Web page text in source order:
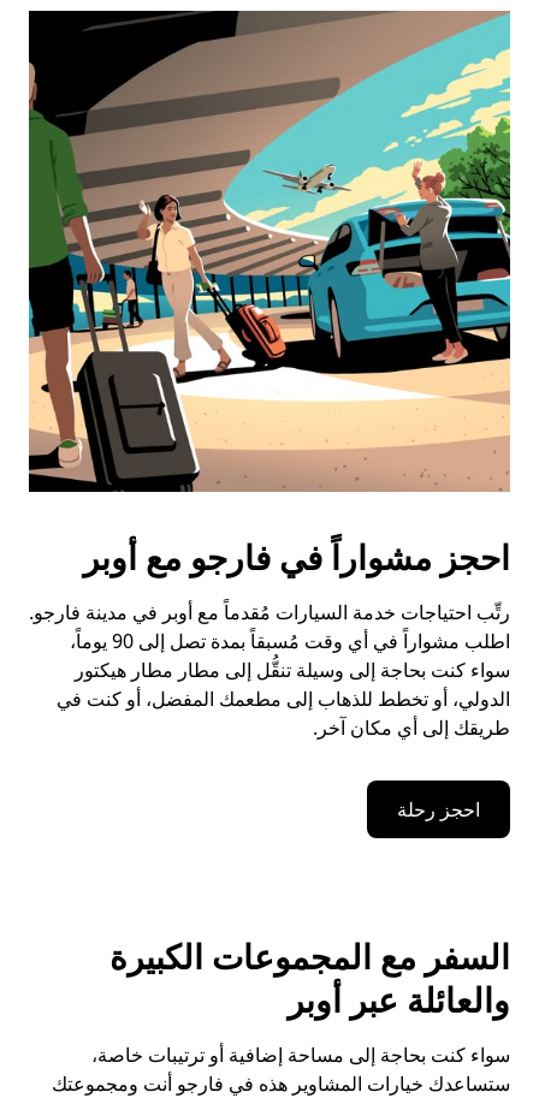
احجز مشواراً في فارجو مع أوبر
رتِّب احتياجات خدمة السيارات مُقدماً مع أوبر في مدينة فارجو.
اطلب مشواراً في أي وقت مُسبقاً بمدة تصل إلى 90 يوماً،
سواء كنت بحاجة إلى وسيلة تنقُّل إلى مطار مطار هيكتور
الدولي، أو تخطط للذهاب إلى مطعمك المفضل، أو كنت في
طريقك إلى أي مكان آخر.
احجز رحلة
السفر مع المجموعات الكبيرة
والعائلة عبر أوبر
سواء كنت بحاجة إلى مساحة إضافية أو ترتيبات خاصة،
ستساعدك خيارات المشاوير هذه في فارجو أنت ومجموعتك